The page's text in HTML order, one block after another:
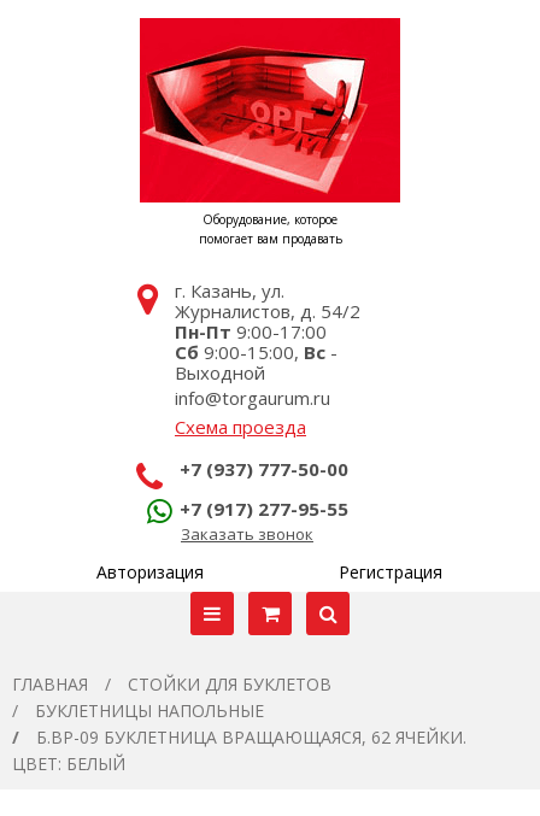
Оборудование, которое
помогает вам продавать
г. Казань, ул.
Журналистов, д. 54/2
Пн-Пт 9:00-17:00
Сб 9:00-15:00, Вс -
Выходной
info@torgaurum.ru
Схема проезда
+7 (937) 777-50-00
+7 (917) 277-95-55
Заказать звонок
Авторизация Регистрация
ГЛАВНАЯ
СТОЙКИ ДЛЯ БУКЛЕТОВ
БУКЛЕТНИЦЫ НАПОЛЬНЫЕ
Б.ВР-09 БУКЛЕТНИЦА ВРАЩАЮЩАЯСЯ, 62 ЯЧЕЙКИ.
ЦВЕТ: БЕЛЫЙ